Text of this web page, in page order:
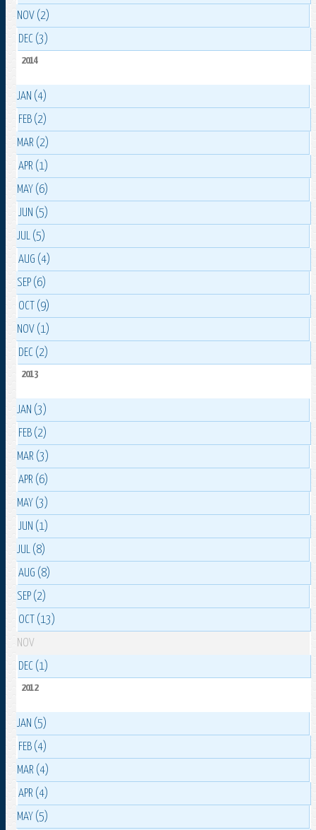
NOV (2)
DEC (3)
2014
JAN (4)
FEB (2)
MAR (2)
APR (1)
MAY (6)
JUN (5)
JUL (5)
AUG (4)
SEP (6)
OCT (9)
NOV (1)
DEC (2)
2013
JAN (3)
FEB (2)
MAR (3)
APR (6)
MAY (3)
JUN (1)
JUL (8)
AUG (8)
SEP (2)
OCT (13)
NOV
DEC (1)
2012
JAN (5)
FEB (4)
MAR (4)
APR (4)
MAY (5)